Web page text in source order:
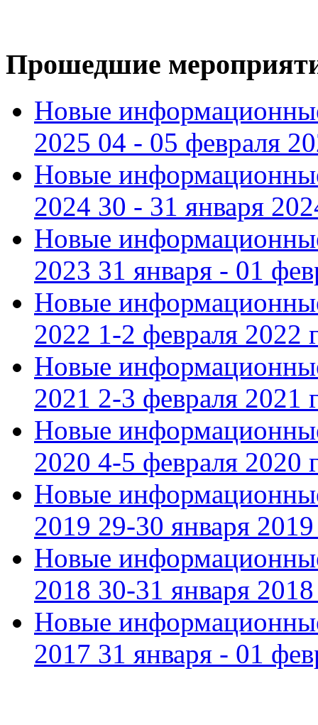
Прошедшие
Новые
2025 04 - 05 февраля
Новые
2024 30 - 31 января
Новые
2023 31 января - 01
Новые
2022 1-2 февраля 2022
Новые
2021 2-3 февраля 2021
Новые
2020 4-5 февраля 2020
Новые
2019 29-30 января 2019
Новые
2018 30-31 января 2018
Новые
2017 31 января - 01